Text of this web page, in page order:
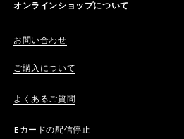
オンラインショップについて
お問い合わせ
ご購入について
よくあるご質問
Eカードの配信停止